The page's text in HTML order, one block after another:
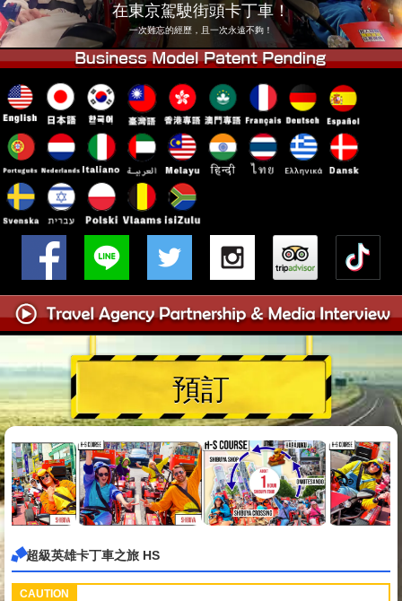
東京 淺草 大阪
沖繩
在東京駕駛街頭卡丁車！
一次難忘的經歷，且一次永遠不夠！
預訂
超級英雄卡丁車之旅 HS
CAUTION